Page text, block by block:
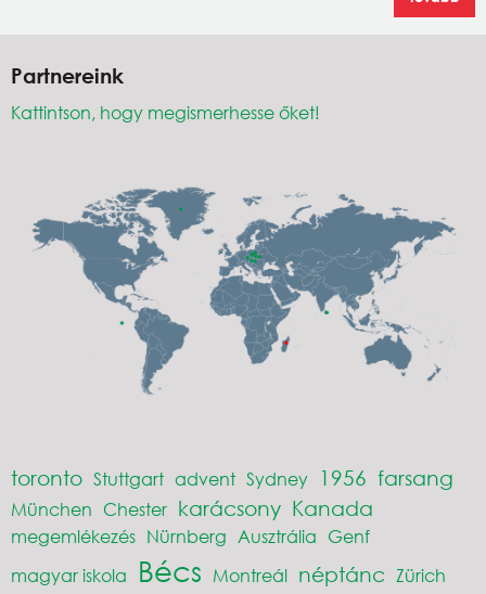
Partnereink
Kattintson, hogy megismerhesse őket!
toronto Stuttgart advent Sydney 1956 farsang
München Chester karácsony Kanada
megemlékezés Nürnberg Ausztrália Genf
magyar iskola
Bécs Montreál néptánc Zürich